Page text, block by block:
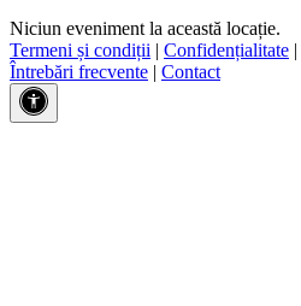
Niciun eveniment la această locație.
Termeni și condiții | Confidențialitate |
Întrebări frecvente | Contact